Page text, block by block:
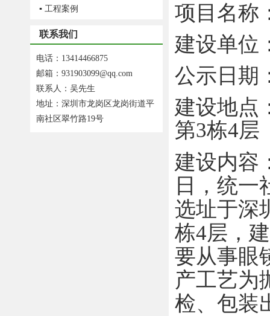
▪ 工程案例
联系我们
电话：13414466875
邮箱：931903099@qq.com
联系人：吴先生
地址：深圳市龙岗区龙岗街道平
南社区翠竹路19号
项目名称
建设单位
公示日期
建设地点
第3栋4层
建设内容
日，统一
选址于深
栋4层，
要从事眼
产工艺为
检、包装